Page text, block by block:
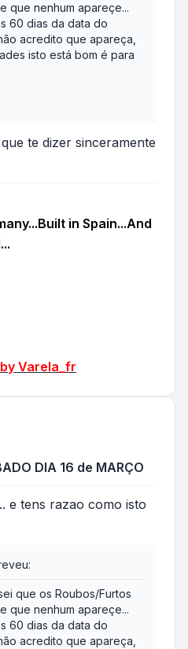
que nenhum apareçe...
60 dias da data do
acredito que apareça,
isto está bom é para
te dizer sinceramente
in Spain...And
Varela_fr
DIA 16 de MARÇO
e tens razao como isto
que os Roubos/Furtos
que nenhum apareçe...
60 dias da data do
acredito que apareça,